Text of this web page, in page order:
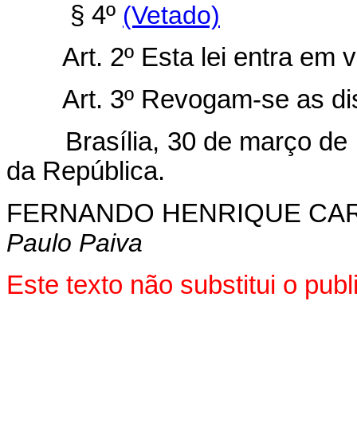
§ 4º (Vetado)
Art. 2º Esta lei entra em
Art. 3º Revogam-se as
Brasília, 30 de março de
da República.
FERNANDO HENRIQUE
Paulo Paiva
Este texto não substitui o